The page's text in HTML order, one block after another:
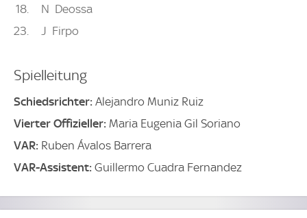
18
N Deossa
23
J Firpo
Spielleitung
Schiedsrichter: Alejandro Muniz Ruiz
Vierter Offizieller: Maria Eugenia Gil Soriano
VAR: Ruben Ávalos Barrera
VAR-Assistent: Guillermo Cuadra Fernandez